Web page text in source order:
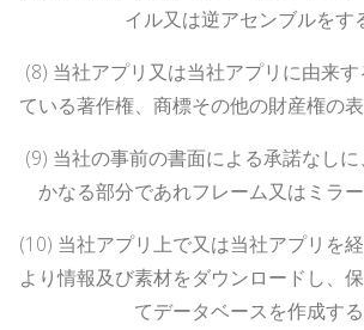
イル又は逆アセンブルをす
(8) 当社アプリ又は当社アプリに由来
ている著作権、商標その他の財産権の
(9) 当社の事前の書面による承諾なし
かなる部分であれフレーム又はミラ
(10) 当社アプリ上で又は当社アプリを
より情報及び素材をダウンロードし、
てデータベースを作成す